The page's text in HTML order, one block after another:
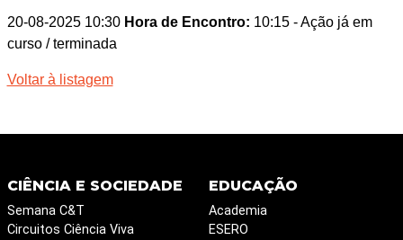
20-08-2025 10:30 Hora de Encontro: 10:15 - Ação já em
curso / terminada
Voltar à listagem
CIÊNCIA E SOCIEDADE
Semana C&T
Circuitos Ciência Viva
EDUCAÇÃO
Academia
ESERO